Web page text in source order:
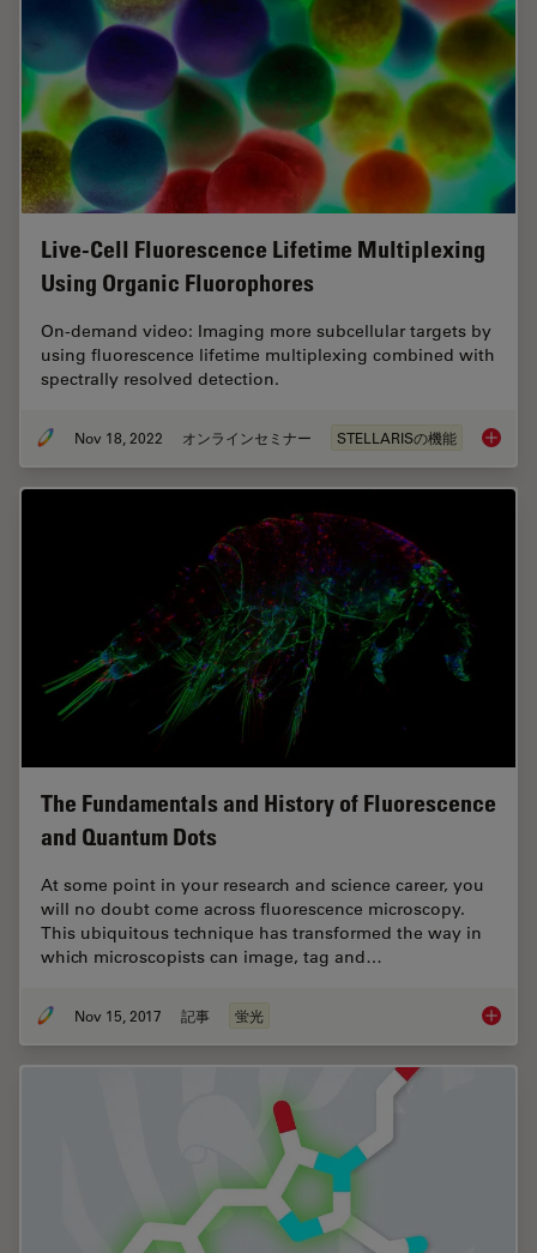
Live-Cell Fluorescence Lifetime Multiplexing
Using Organic Fluorophores
On-demand video: Imaging more subcellular targets by
using fluorescence lifetime multiplexing combined with
spectrally resolved detection.
Nov 18, 2022 オンラインセミナー STELLARISの機能 Live-
The Fundamentals and History of Fluorescence
and Quantum Dots
At some point in your research and science career, you
will no doubt come across fluorescence microscopy.
This ubiquitous technique has transformed the way in
which microscopists can image, tag and…
Nov 15, 2017 記事 蛍光 The